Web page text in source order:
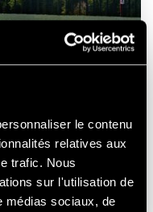
le contenu
relatives aux
trafic. Nous
sur l'utilisation de
médias sociaux, de
OF SPA